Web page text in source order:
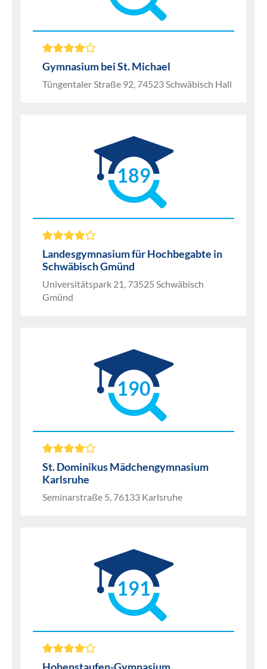
Gymnasium bei St. Michael
Tüngentaler Straße 92, 74523 Schwäbisch Hall
189
Landesgymnasium für Hochbegabte in
Schwäbisch Gmünd
Universitätspark 21, 73525 Schwäbisch
Gmünd
190
St. Dominikus Mädchengymnasium
Karlsruhe
Seminarstraße 5, 76133 Karlsruhe
191